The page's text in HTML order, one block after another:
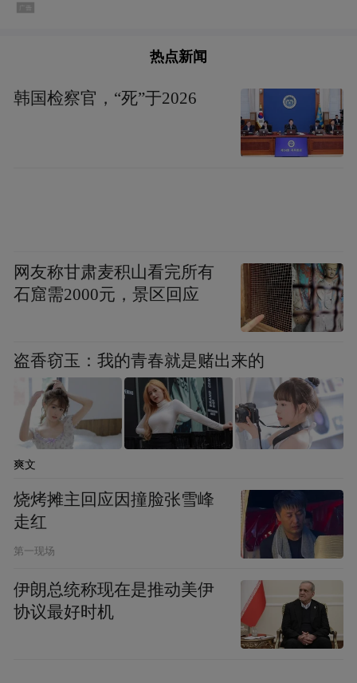
热点新闻
韩国检察官，“死”于2026
网友称甘肃麦积山看完所有
石窟需2000元，景区回应
盗香窃玉：我的青春就是赌出来的
爽文
烧烤摊主回应因撞脸张雪峰
走红
第一现场
伊朗总统称现在是推动美伊
协议最好时机